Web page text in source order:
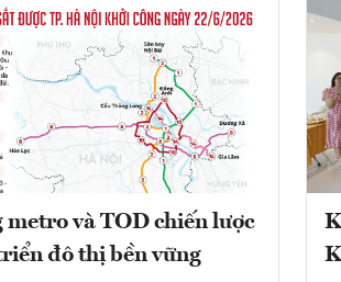
và TOD chiến lược
đô thị bền vững